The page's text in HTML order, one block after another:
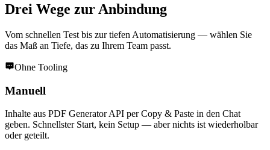
Drei Wege zur Anbindung
Vom schnellen Test bis zur tiefen Automatisierung — wählen Sie
das Maß an Tiefe, das zu Ihrem Team passt.
Ohne Tooling
Manuell
Inhalte aus PDF Generator API per Copy & Paste in den Chat
geben. Schnellster Start, kein Setup — aber nichts ist wiederholbar
oder geteilt.